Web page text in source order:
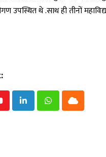
उपस्थित थे .साथ ही तीनों
LinkedInWhatsappCloud